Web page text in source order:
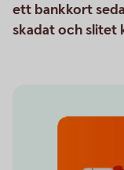
ett bankkort
skadat och slitet